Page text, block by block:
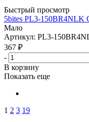
Быстрый просмотр
5bites PL3-150BR4NLK
Мало
Артикул: PL3-
367 ₽
-
В корзину
Показать еще
1 2 3 19